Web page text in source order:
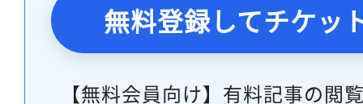
無料登録してチケッ
【無料会員向け】有料記事の閲